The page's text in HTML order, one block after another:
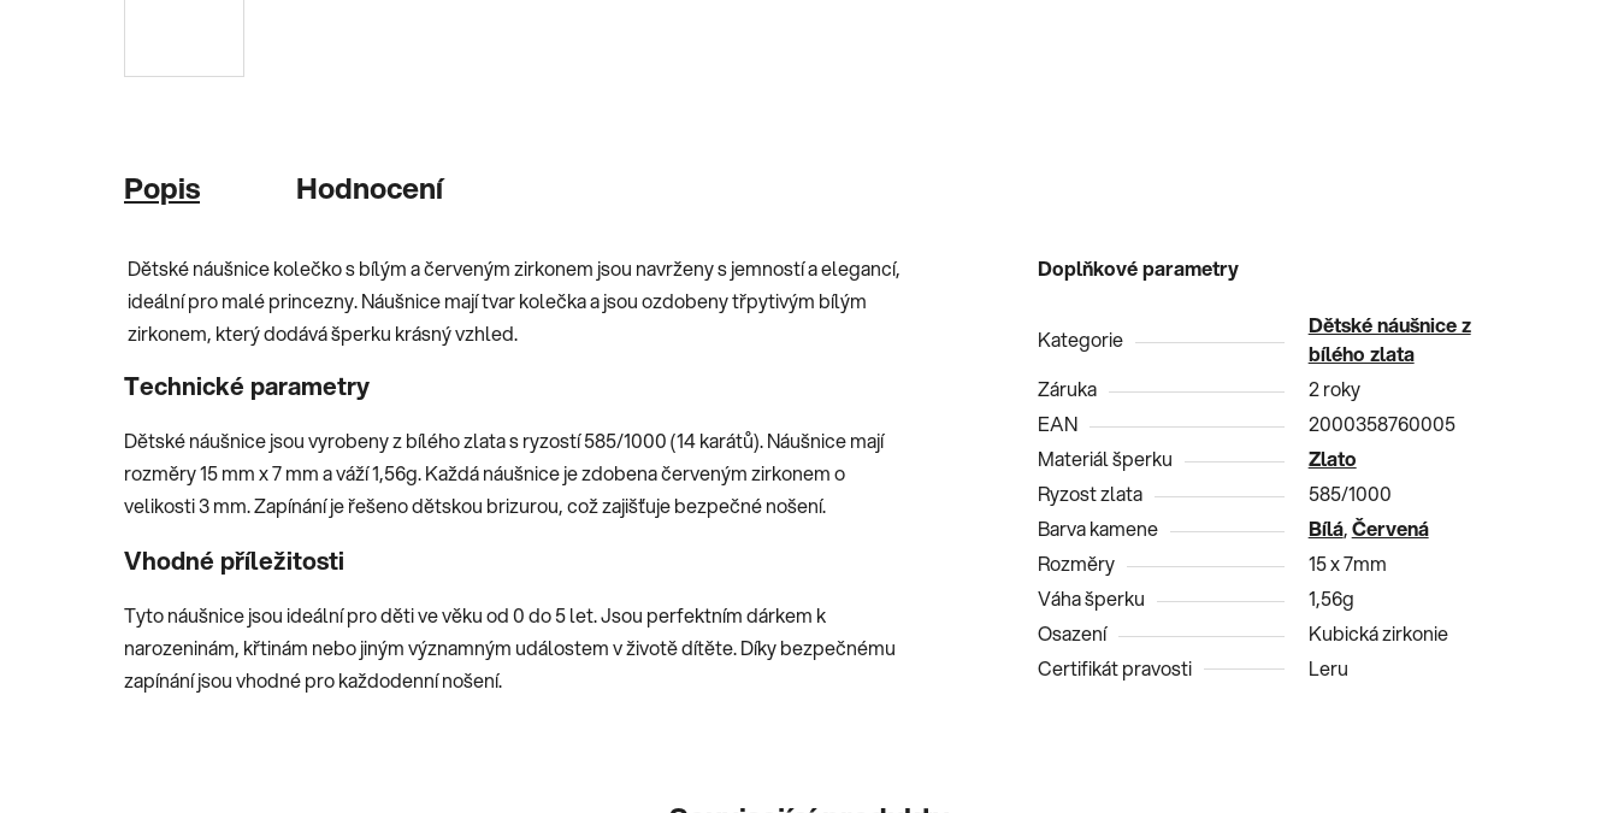
Popis Hodnocení
Dětské náušnice kolečko s bílým a červeným zirkonem jsou navrženy s jemností a elegancí,
ideální pro malé princezny. Náušnice mají tvar kolečka a jsou ozdobeny třpytivým bílým
zirkonem, který dodává šperku krásný vzhled.
Technické parametry
Dětské náušnice jsou vyrobeny z bílého zlata s ryzostí 585/1000 (14 karátů). Náušnice mají
rozměry 15 mm x 7 mm a váží 1,56g. Každá náušnice je zdobena červeným zirkonem o
velikosti 3 mm. Zapínání je řešeno dětskou brizurou, což zajišťuje bezpečné nošení.
Vhodné příležitosti
Tyto náušnice jsou ideální pro děti ve věku od 0 do 5 let. Jsou perfektním dárkem k
narozeninám, křtinám nebo jiným významným událostem v životě dítěte. Díky bezpečnému
zapínání jsou vhodné pro každodenní nošení.
Doplňkové parametry
Kategorie
Dětské náušnice z
bílého zlata
Záruka
2 roky
EAN
2000358760005
Materiál šperku
Zlato
Ryzost zlata
585/1000
Barva kamene
Bílá,Červená
Rozměry
15 x 7mm
Váha šperku
1,56g
Osazení
Kubická zirkonie
Certifikát pravosti
Leru